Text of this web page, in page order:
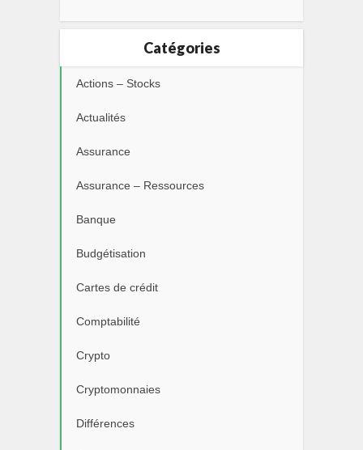
Catégories
Actions – Stocks
Actualités
Assurance
Assurance – Ressources
Banque
Budgétisation
Cartes de crédit
Comptabilité
Crypto
Cryptomonnaies
Différences